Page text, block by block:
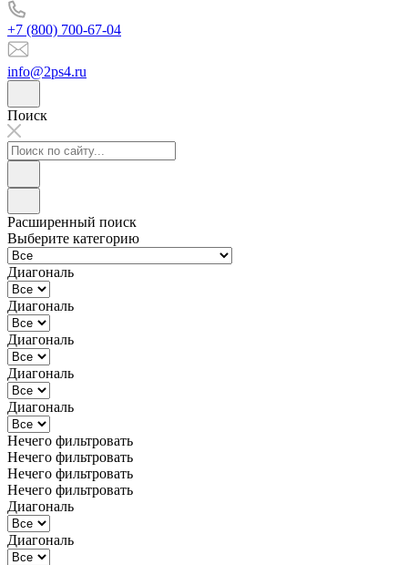
+7 (800) 700-67-04
info@2ps4.ru
Поиск
Расширенный поиск
Выберите категорию
Диагональ
Диагональ
Диагональ
Диагональ
Диагональ
Нечего фильтровать
Нечего фильтровать
Нечего фильтровать
Нечего фильтровать
Диагональ
Диагональ